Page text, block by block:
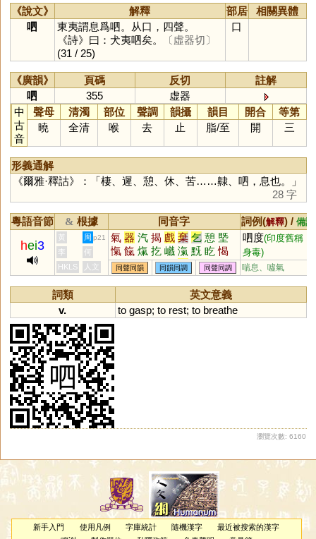
《說文》 解釋 部居
相關異體
呬
東夷謂息爲呬。从口，四聲。
《詩》曰：犬夷呬矣。
〔虛器切〕
(31 / 25)
口
《廣韻》 頁碼 反切
註解
呬
355
虚器
中
古
音
聲母 清濁 部位 聲調 韻攝 韻目 開合
等第
曉
全清 喉 去 止 脂/至 開 三
形義通解
《爾雅·釋詁》：「棲、遲、憩、休、苦……齂、呬，息也。」
28 字
粵語音節 & 根據 同音字 詞例(解釋) / 備註
hei3
黃 周 p21 氣 器 汽 揭 戲 棄 乞 憩 塈
愾 餼 熂 扢 巇 滊 黖 盵 愒
屭 摡 甈 羛 咥 气 忥 怬 齂
鎎
呬度(印度舊稱，
身毒)
李
何
HKLS
人文 同聲同韻 同韻同調 同聲同調 喘息、噓氣
詞類
英文意義
v.
to gasp; to rest; to breathe
瀏覽次數: 6160
新手入門 使用凡例 字庫統計 隨機漢字
最近被搜索的漢字